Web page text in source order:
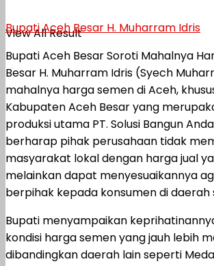
View All Result
Bupati Aceh Besar H. Muharram Idris
Bupati Aceh Besar Soroti Mahalnya
Besar H. Muharram Idris (Syech
mahalnya harga semen di Aceh,
Kabupaten Aceh Besar yang
produksi utama PT. Solusi Bangun
berharap pihak perusahaan tidak
masyarakat lokal dengan harga jual
melainkan dapat menyesuaikannya
berpihak kepada konsumen di daerah
Bupati menyampaikan
kondisi harga semen yang jauh lebih
dibandingkan daerah lain seperti